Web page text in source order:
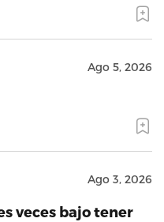
Ago 5, 2026
Ago 3, 2026
veces bajo tener